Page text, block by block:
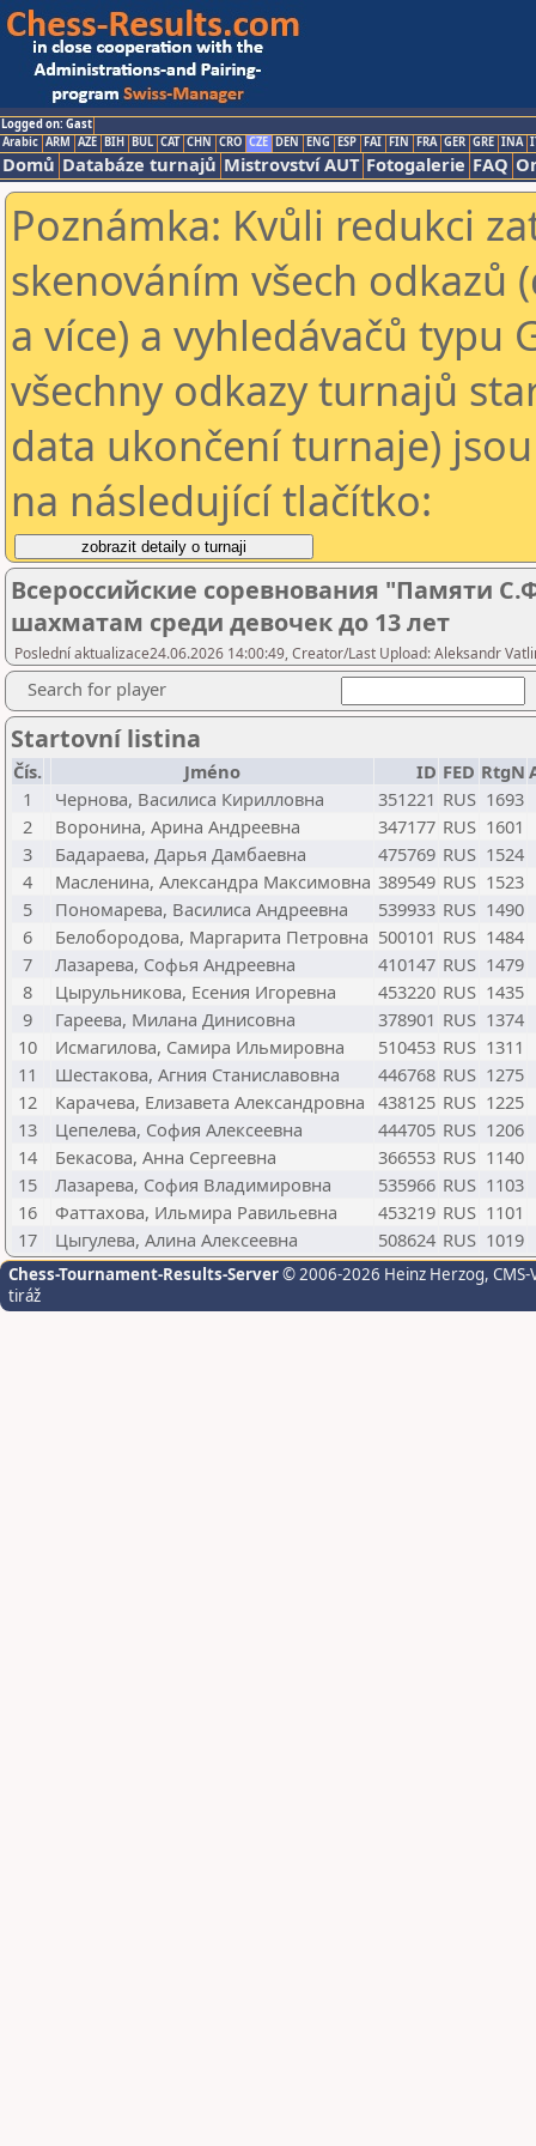
Logged on: Gast
Arabic ARM AZE BIH BUL CAT CHN CRO CZE DEN ENG ESP FAI FIN FRA GER GRE INA
Domů Databáze turnajů Mistrovství AUT Fotogalerie FAQ
Poznámka: Kvůli redukci
skenováním všech odkazů
a více) a vyhledávačů typu
všechny odkazy turnajů
data ukončení turnaje)
na následující tlačítko:
Всероссийские соревнования "Памяти
шахматам среди девочек до 13 лет
Poslední aktualizace24.06.2026 14:00:49, Creator/Last Upload: Aleksandr
Search for player
Startovní listina
Čís. Jméno ID FED RtgN
1
Чернова, Василиса Кирилловна 351221 RUS 1693
2
Воронина, Арина Андреевна 347177 RUS 1601
3
Бадараева, Дарья Дамбаевна 475769 RUS 1524
4
Масленина, Александра Максимовна 389549 RUS 1523
5
Пономарева, Василиса Андреевна 539933 RUS 1490
6
Белобородова, Маргарита Петровна 500101 RUS 1484
7
Лазарева, Софья Андреевна 410147 RUS 1479
8
Цырульникова, Есения Игоревна 453220 RUS 1435
9
Гареева, Милана Динисовна 378901 RUS 1374
10
Исмагилова, Самира Ильмировна 510453 RUS 1311
11
Шестакова, Агния Станиславовна 446768 RUS 1275
12
Карачева, Елизавета Александровна 438125 RUS 1225
13
Цепелева, София Алексеевна 444705 RUS 1206
14
Бекасова, Анна Сергеевна 366553 RUS 1140
15
Лазарева, София Владимировна 535966 RUS 1103
16
Фаттахова, Ильмира Равильевна 453219 RUS 1101
17
Цыгулева, Алина Алексеевна 508624 RUS 1019
Chess-Tournament-Results-Server© 2006-2026 Heinz Herzog,
tiráž